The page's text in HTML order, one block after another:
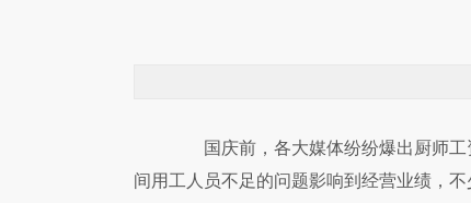
国庆前，各大媒体纷纷爆出厨师工
间用工人员不足的问题影响到经营业绩，